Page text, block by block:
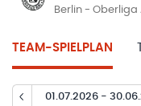
Berlin - Oberliga
TEAM-SPIELPLAN
01.07.2026 -